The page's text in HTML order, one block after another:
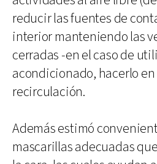
reducir las fuentes de
interior manteniendo las
cerradas -en el caso de
acondicionado, hacerlo
recirculación.
Además estimó
mascarillas adecuadas